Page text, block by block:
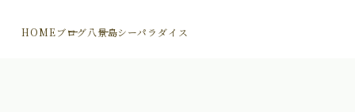
HOMEブログ八景島シーパラダイス